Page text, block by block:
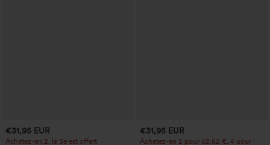
€31,95 EUR
Achetez-en 2, le 3e est offert
€31,95 EUR
Achetez-en 2 pour 52,62 €, 4 pour